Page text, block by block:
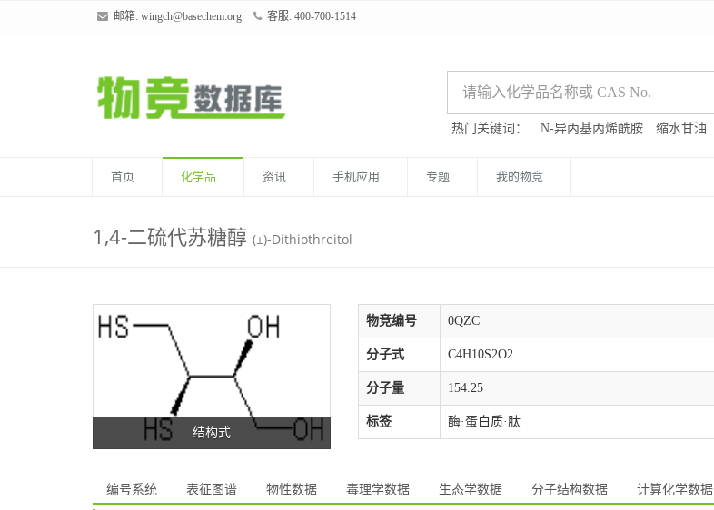
邮箱: wingch@basechem.org 客服: 400-700-1514
热门关键词： N-异丙基丙烯酰胺 缩水甘油
首页 化学品 资讯 手机应用 专题 我的物竞
1,4-二硫代苏糖醇 (±)-Dithiothreitol
结构式
物竞编号 0QZC
分子式 C4H10S2O2
分子量 154.25
标签 酶·蛋白质·肽
编号系统 表征图谱 物性数据 毒理学数据 生态学数据 分子结构数据 计算化学数据